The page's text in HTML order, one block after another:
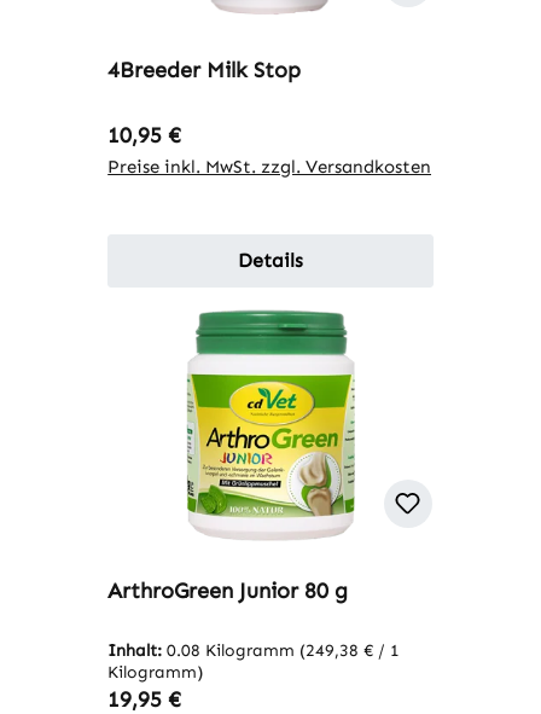
4Breeder Milk Stop
Regulärer Preis:
10,95 €
Preise inkl. MwSt. zzgl. Versandkosten
Details
ArthroGreen Junior 80 g
Inhalt:0.08 Kilogramm (249,38 € / 1
Kilogramm)
Regulärer Preis:
19,95 €